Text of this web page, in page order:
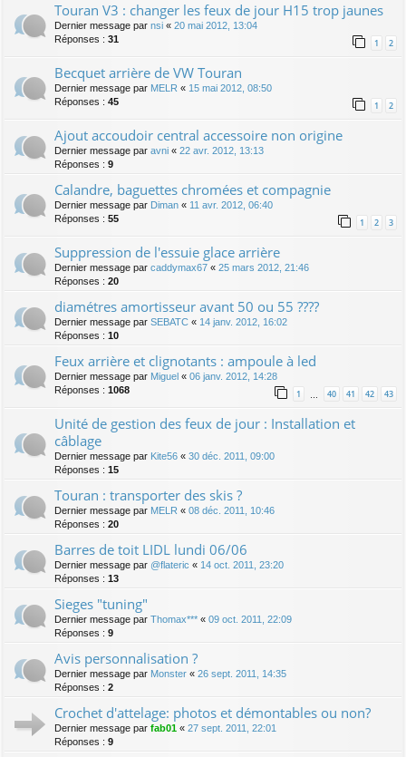
Touran V3 : changer les feux de jour H15 trop jaunes
Dernier message par nsi « 20 mai 2012, 13:04
Réponses : 31 1 2
Becquet arrière de VW Touran
Dernier message par MELR « 15 mai 2012, 08:50
Réponses : 45 1 2
Ajout accoudoir central accessoire non origine
Dernier message par avni « 22 avr. 2012, 13:13
Réponses : 9
Calandre, baguettes chromées et compagnie
Dernier message par Diman « 11 avr. 2012, 06:40
Réponses : 55 1 2 3
Suppression de l'essuie glace arrière
Dernier message par caddymax67 « 25 mars 2012, 21:46
Réponses : 20
diamétres amortisseur avant 50 ou 55 ????
Dernier message par SEBATC « 14 janv. 2012, 16:02
Réponses : 10
Feux arrière et clignotants : ampoule à led
Dernier message par Miguel « 06 janv. 2012, 14:28
Réponses : 1068 1 … 40 41 42 43
Unité de gestion des feux de jour : Installation et
câblage
Dernier message par Kite56 « 30 déc. 2011, 09:00
Réponses : 15
Touran : transporter des skis ?
Dernier message par MELR « 08 déc. 2011, 10:46
Réponses : 20
Barres de toit LIDL lundi 06/06
Dernier message par @flateric « 14 oct. 2011, 23:20
Réponses : 13
Sieges "tuning"
Dernier message par Thomax*** « 09 oct. 2011, 22:09
Réponses : 9
Avis personnalisation ?
Dernier message par Monster « 26 sept. 2011, 14:35
Réponses : 2
Crochet d'attelage: photos et démontables ou non?
Dernier message par fab01 « 27 sept. 2011, 22:01
Réponses : 9